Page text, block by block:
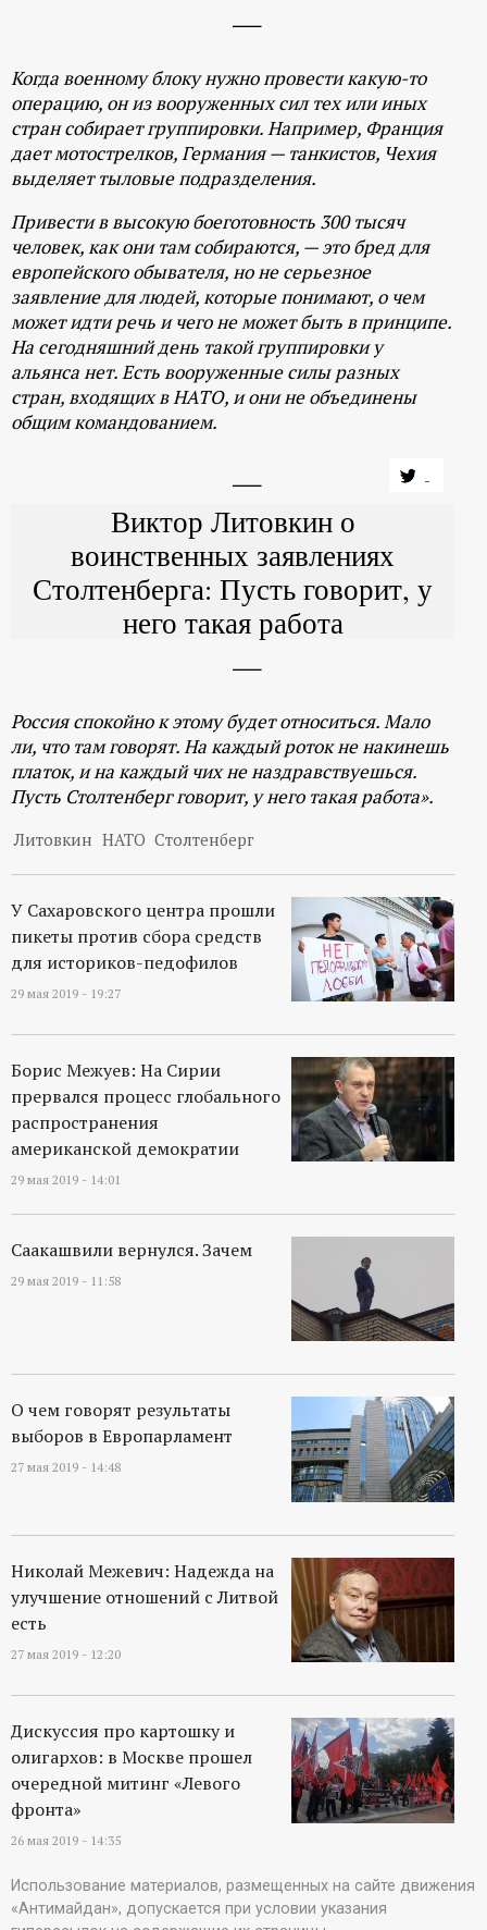
Когда военному блоку нужно провести какую-то
операцию, он из вооруженных сил тех или иных
стран собирает группировки. Например, Франция
дает мотострелков, Германия — танкистов, Чехия
выделяет тыловые подразделения.
Привести в высокую боеготовность 300 тысяч
человек, как они там собираются, — это бред для
европейского обывателя, но не серьезное
заявление для людей, которые понимают, о чем
может идти речь и чего не может быть в принципе.
На сегодняшний день такой группировки у
альянса нет. Есть вооруженные силы разных
стран, входящих в НАТО, и они не объединены
общим командованием.
Виктор Литовкин о
воинственных заявлениях
Столтенберга: Пусть говорит, у
него такая работа
Россия спокойно к этому будет относиться. Мало
ли, что там говорят. На каждый роток не накинешь
платок, и на каждый чих не наздравствуешься.
Пусть Столтенберг говорит, у него такая работа».
Литовкин НАТО Столтенберг
У Сахаровского центра прошли
пикеты против сбора средств
для историков-педофилов
29 мая 2019 - 19:27
Борис Межуев: На Сирии
прервался процесс глобального
распространения
американской демократии
29 мая 2019 - 14:01
Саакашвили вернулся. Зачем
29 мая 2019 - 11:58
О чем говорят результаты
выборов в Европарламент
27 мая 2019 - 14:48
Николай Межевич: Надежда на
улучшение отношений с Литвой
есть
27 мая 2019 - 12:20
Дискуссия про картошку и
олигархов: в Москве прошел
очередной митинг «Левого
фронта»
26 мая 2019 - 14:35
Использование материалов, размещенных на сайте движения
«Антимайдан», допускается при условии указания